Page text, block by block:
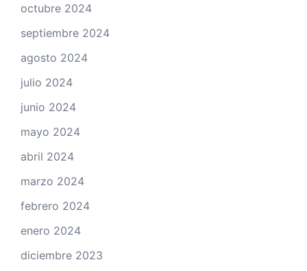
octubre 2024
septiembre 2024
agosto 2024
julio 2024
junio 2024
mayo 2024
abril 2024
marzo 2024
febrero 2024
enero 2024
diciembre 2023